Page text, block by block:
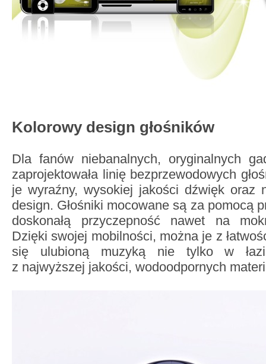
Kolorowy design głośników
Dla fanów niebanalnych, oryginalnych
zaprojektowała linię bezprzewodowych
je wyraźny, wysokiej jakości dźwięk oraz
design. Głośniki mocowane są za pomocą
doskonałą przyczepność nawet na
Dzięki swojej mobilności, można je z
się ulubioną muzyką nie tylko w
z najwyższej jakości, wodoodpornych